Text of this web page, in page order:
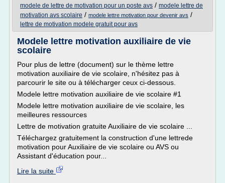
modele de lettre de motivation pour un poste avs / modele lettre de
motivation avs scolaire / modele lettre motivation pour devenir avs /
lettre de motivation modele gratuit pour avs
Modele lettre motivation auxiliaire de vie
scolaire
Pour plus de lettre (document) sur le thème lettre
motivation auxiliaire de vie scolaire, n'hésitez pas à
parcourir le site ou à télécharger ceux ci-dessous.
Modele lettre motivation auxiliaire de vie scolaire #1
Modele lettre motivation auxiliaire de vie scolaire, les
meilleures ressources
Lettre de motivation gratuite Auxiliaire de vie scolaire ...
Téléchargez gratuitement la construction d'une lettrede
motivation pour Auxiliaire de vie scolaire ou AVS ou
Assistant d'éducation pour...
Lire la suite